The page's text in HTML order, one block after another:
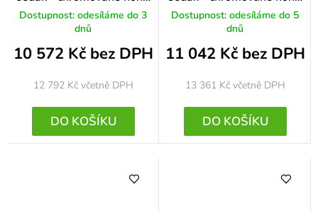
ořech
Dostupnost: odesíláme do 3
dnů
10 572 Kč bez DPH
12 792 Kč včetně DPH
DO KOŠÍKU
buk
Dostupnost: odesíláme do 5
dnů
11 042 Kč bez DPH
13 361 Kč včetně DPH
DO KOŠÍKU